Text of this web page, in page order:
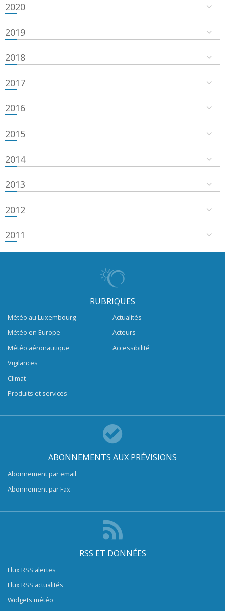
2020
2019
2018
2017
2016
2015
2014
2013
2012
2011
RUBRIQUES
Météo au Luxembourg
Météo en Europe
Météo aéronautique
Vigilances
Climat
Produits et services
Actualités
Acteurs
Accessibilité
ABONNEMENTS AUX PRÉVISIONS
Abonnement par email
Abonnement par Fax
RSS ET DONNÉES
Flux RSS alertes
Flux RSS actualités
Widgets météo